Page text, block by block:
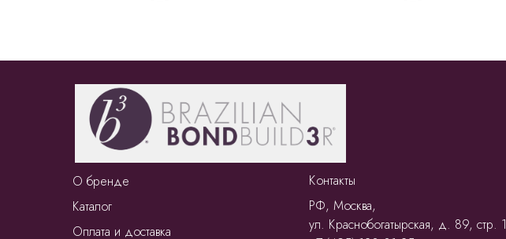
О бренде
Каталог
Оплата и доставка
РФ, Москва,
ул. Краснобогатырская, д. 89, стр. 1
Контакты